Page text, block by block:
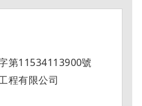
第11534113900號
程有限公司